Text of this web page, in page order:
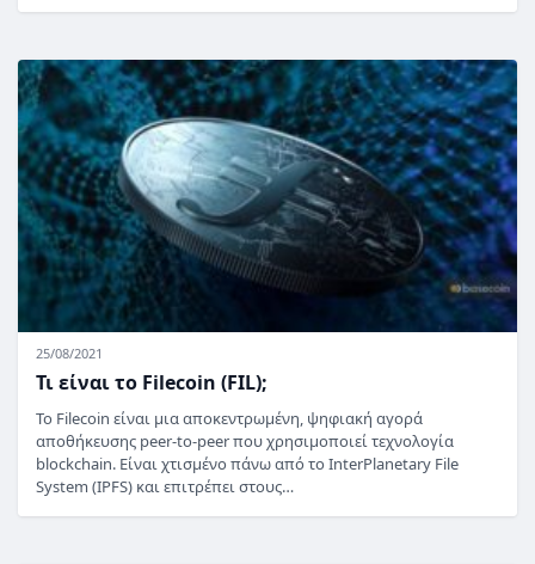
25/08/2021
Τι είναι το Filecoin (FIL);
Το Filecoin είναι μια αποκεντρωμένη, ψηφιακή αγορά
αποθήκευσης peer-to-peer που χρησιμοποιεί τεχνολογία
blockchain. Είναι χτισμένο πάνω από το InterPlanetary File
System (IPFS) και επιτρέπει στους…